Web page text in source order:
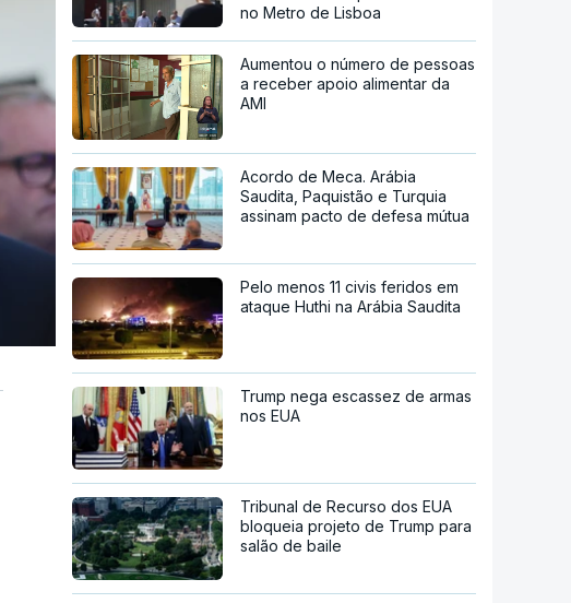
no Metro de Lisboa
Aumentou o número de pessoas
a receber apoio alimentar da
AMI
Acordo de Meca. Arábia
Saudita, Paquistão e Turquia
assinam pacto de defesa mútua
Pelo menos 11 civis feridos em
ataque Huthi na Arábia Saudita
Trump nega escassez de armas
nos EUA
Tribunal de Recurso dos EUA
bloqueia projeto de Trump para
salão de baile